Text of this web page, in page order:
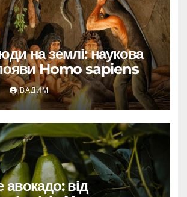
на землі: наукова
появи Homo sapiens
ВАДИМ
авокадо: від